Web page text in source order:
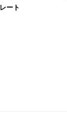
レート